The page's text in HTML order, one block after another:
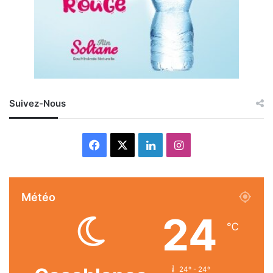
Suivez-Nous
Facebook LinkedinInstagram
Météo
24 ℃
24º - 24º